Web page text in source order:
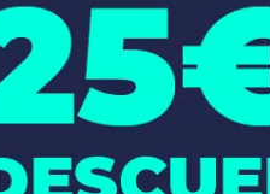
Instalaciones de
Fontanería en
Sentmenat